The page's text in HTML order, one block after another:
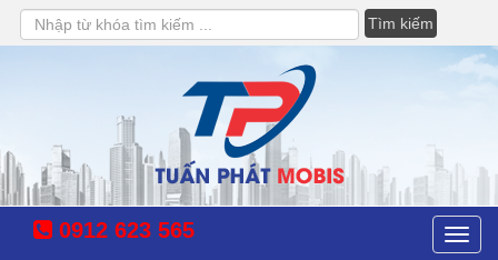
Tìm
0912 623 565
Toggle